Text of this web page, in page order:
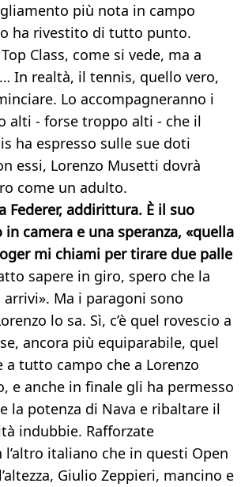
più nota in campo
ha rivestito di tutto punto.
Class, come si vede, ma a
In realtà, il tennis, quello vero,
Lo accompagneranno i
alti - forse troppo alti - che il
ha espresso sulle sue doti
essi, Lorenzo Musetti dovrà
come un adulto.
Federer, addirittura. È il suo
camera e una speranza, «quella
mi chiami per tirare due palle
sapere in giro, spero che la
Ma i paragoni sono
lo sa. Sì, c’è quel rovescio a
ancora più equiparabile, quel
a tutto campo che a Lorenzo
e anche in finale gli ha permesso
la potenza di Nava e ribaltare il
indubbie. Rafforzate
l’altro italiano che in questi Open
Giulio Zeppieri, mancino e